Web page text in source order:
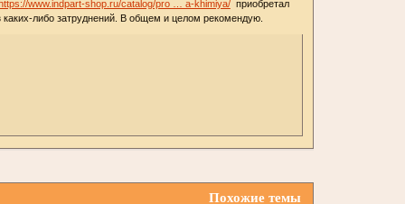
www.indpart-shop.ru/catalog/pro … a-khimiya/приобретал
либо затруднений. В общем и целом рекомендую.
Похожие темы